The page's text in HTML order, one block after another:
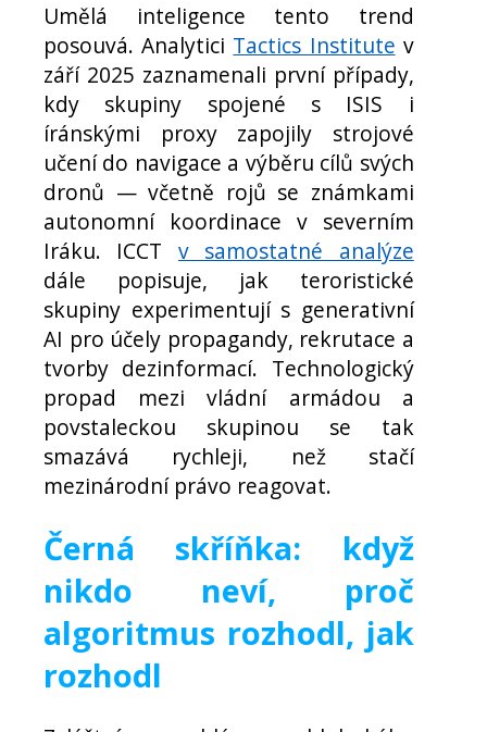
Umělá inteligence tento trend
posouvá. Analytici Tactics Institute v
září 2025 zaznamenali první případy,
kdy skupiny spojené s ISIS i
íránskými proxy zapojily strojové
učení do navigace a výběru cílů svých
dronů — včetně rojů se známkami
autonomní koordinace v severním
Iráku. ICCT v samostatné analýze
dále popisuje, jak teroristické
skupiny experimentují s generativní
AI pro účely propagandy, rekrutace a
tvorby dezinformací. Technologický
propad mezi vládní armádou a
povstaleckou skupinou se tak
smazává rychleji, než stačí
mezinárodní právo reagovat.
Černá skříňka: když
nikdo neví, proč
algoritmus rozhodl, jak
rozhodl